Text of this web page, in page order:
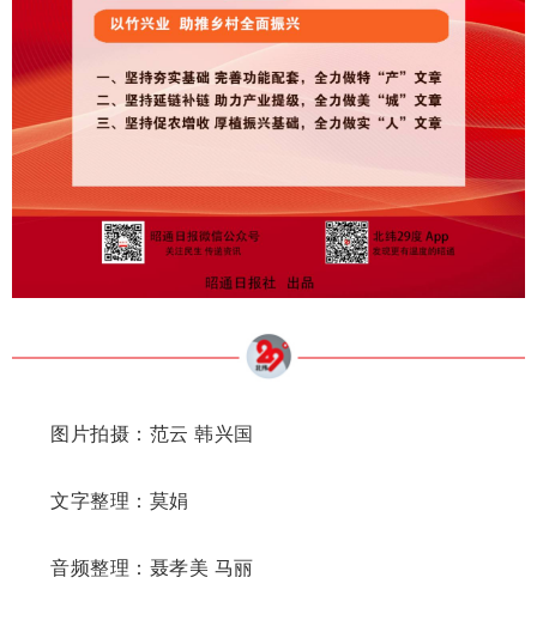
图片拍摄：范云 韩兴国
文字整理：莫娟
音频整理：聂孝美 马丽